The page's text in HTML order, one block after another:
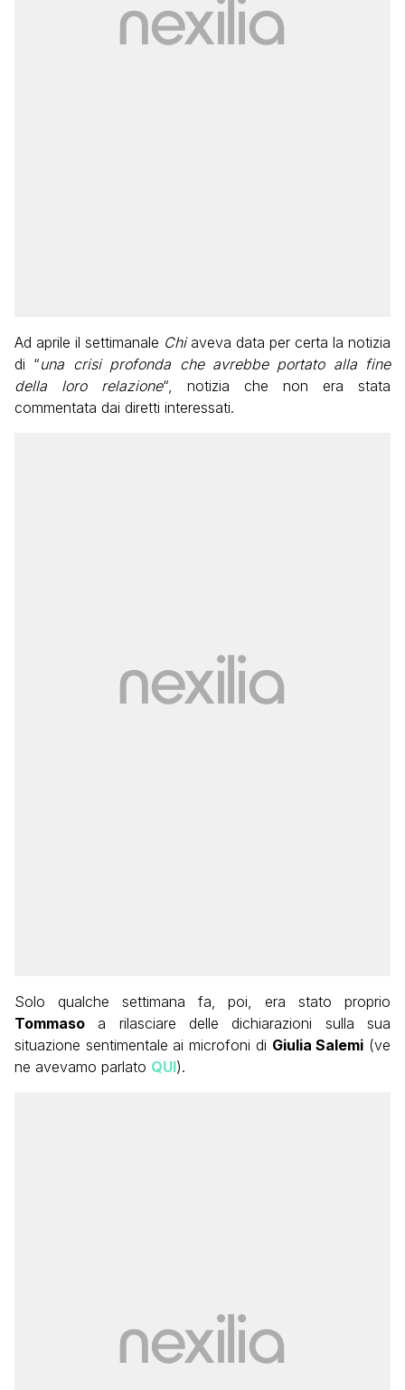
Ad aprile il settimanale Chi aveva data per certa la notizia
di “una crisi profonda che avrebbe portato alla fine
della loro relazione“, notizia che non era stata
commentata dai diretti interessati.
Solo qualche settimana fa, poi, era stato proprio
Tommaso a rilasciare delle dichiarazioni sulla sua
situazione sentimentale ai microfoni di Giulia Salemi (ve
ne avevamo parlato QUI).